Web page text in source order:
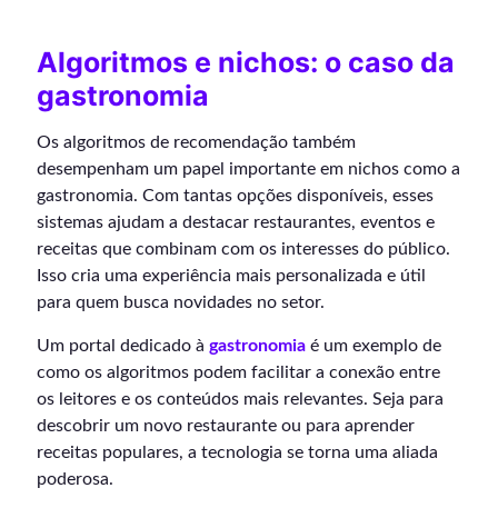
Algoritmos e nichos: o caso da
gastronomia
Os algoritmos de recomendação também
desempenham um papel importante em nichos como a
gastronomia. Com tantas opções disponíveis, esses
sistemas ajudam a destacar restaurantes, eventos e
receitas que combinam com os interesses do público.
Isso cria uma experiência mais personalizada e útil
para quem busca novidades no setor.
Um portal dedicado à gastronomia é um exemplo de
como os algoritmos podem facilitar a conexão entre
os leitores e os conteúdos mais relevantes. Seja para
descobrir um novo restaurante ou para aprender
receitas populares, a tecnologia se torna uma aliada
poderosa.